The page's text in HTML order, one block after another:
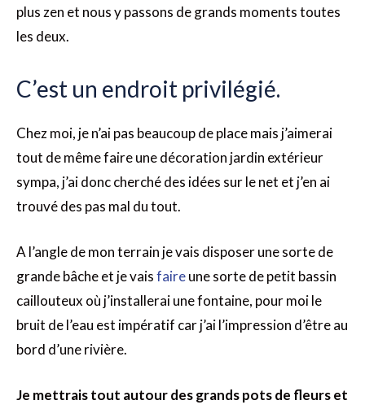
plus zen et nous y passons de grands moments toutes
les deux.
C’est un endroit privilégié.
Chez moi, je n’ai pas beaucoup de place mais j’aimerai
tout de même faire une décoration jardin extérieur
sympa, j’ai donc cherché des idées sur le net et j’en ai
trouvé des pas mal du tout.
A l’angle de mon terrain je vais disposer une sorte de
grande bâche et je vaisfaireune sorte de petit bassin
caillouteux où j’installerai une fontaine, pour moi le
bruit de l’eau est impératif car j’ai l’impression d’être au
bord d’une rivière.
Je mettrais tout autour des grands pots de fleurs et